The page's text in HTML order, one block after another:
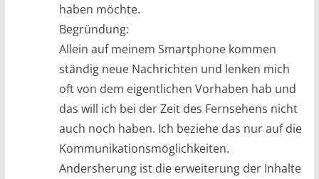
haben möchte.
Begründung:
Allein auf meinem Smartphone kommen
ständig neue Nachrichten und lenken mich
oft von dem eigentlichen Vorhaben hab und
das will ich bei der Zeit des Fernsehens nicht
auch noch haben. Ich beziehe das nur auf die
Kommunikationsmöglichkeiten.
Andersherung ist die erweiterung der Inhalte